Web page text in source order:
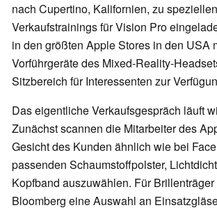
nach Cupertino, Kalifornien, zu speziellen
Verkaufstrainings für Vision Pro
in den größten Apple Stores in den USA
Vorführgeräte des Mixed-Reality-
Sitzbereich für Interessenten zur
Das eigentliche Verkaufsgespräch läuft
Zunächst scannen die Mitarbeiter des
Gesicht des Kunden ähnlich wie bei
passenden Schaumstoffpolster,
Kopfband auszuwählen. Für
Bloomberg eine Auswahl an